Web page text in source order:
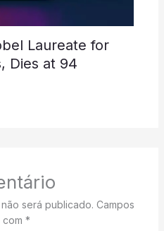
Laureate for
Dies at 94
será publicado. Campos
*